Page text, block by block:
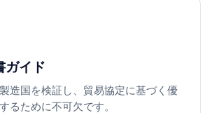
ガイド
造国を検証し、貿易協定に基づく優
るために不可欠です。